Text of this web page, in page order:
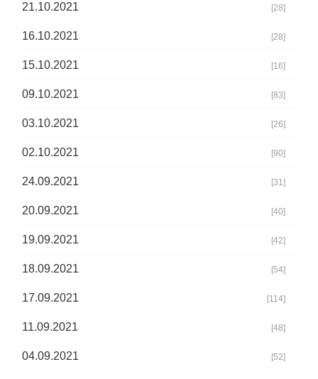
21.10.2021 [28]
16.10.2021 [28]
15.10.2021 [16]
09.10.2021 [83]
03.10.2021 [26]
02.10.2021 [90]
24.09.2021 [31]
20.09.2021 [40]
19.09.2021 [42]
18.09.2021 [54]
17.09.2021 [114]
11.09.2021 [48]
04.09.2021 [52]